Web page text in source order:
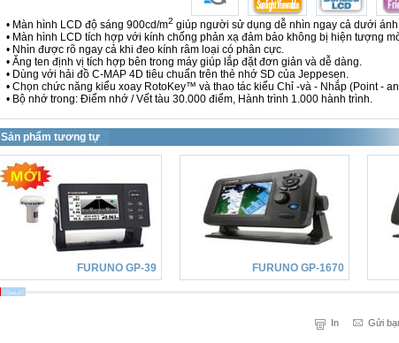
• Màn hình LCD độ sáng 900cd/m2 giúp người sử dụng dễ nhìn ngay cả dưới
• Màn hình LCD tích hợp với kính chống phản xạ đảm bảo không bị hiện tượng
• Nhìn được rõ ngay cả khi đeo kính râm loại có phân cực.
• Ăng ten định vị tích hợp bên trong máy giúp lắp đặt đơn giản và dễ dàng.
• Dùng với hải đồ C-MAP 4D tiêu chuẩn trên thẻ nhớ SD của Jeppesen.
• Chọn chức năng kiểu xoay RotoKey™ và thao tác kiểu Chỉ -và - Nhắp (Point -
• Bộ nhớ trong: Điểm nhớ / Vết tàu 30.000 điểm, Hành trình 1.000 hành trình.
Sản phẩm tương tự
FURUNO GP-39 FURUNO GP-1670
In Gửi